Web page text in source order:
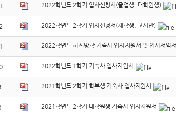
2022학년도 2학기 입사신청서(졸업생, 대학원생)
2022학년도 2학기 입사신청서(재학생, 고시반)
2022학년도 하계방학 기숙사 입사지원서 및 입사서약서
2022학년도 1학기 기숙사 입사지원서
2021학년도 2학기 학부생 기숙사 입사지원서
2021학년도 2학기 대학원생 기숙사 입사지원서